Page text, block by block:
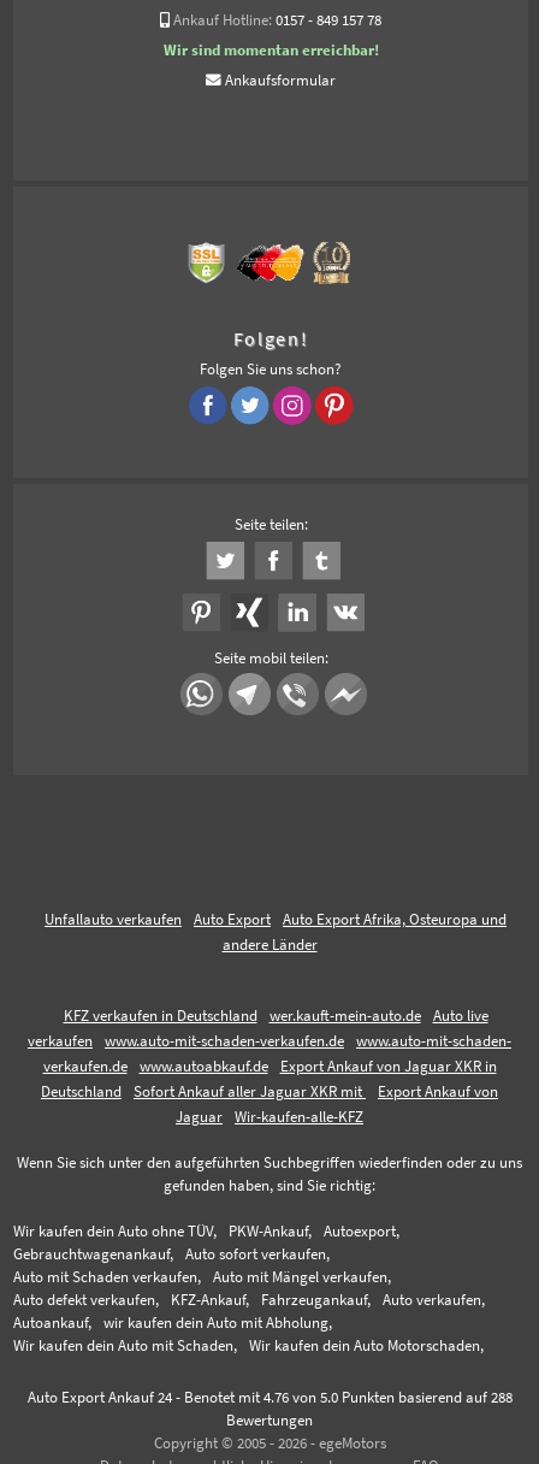
Ankauf Hotline: 0157 - 849 157 78
Wir sind momentan erreichbar!
Ankaufsformular
Folgen!
Folgen Sie uns schon?
Seite teilen:
Seite mobil teilen:
Unfallauto verkaufen Auto Export
Auto Export Afrika, Osteuropa und
andere Länder
KFZ verkaufen in Deutschland wer.kauft-mein-auto.de
Auto live
verkaufen
www.auto-mit-schaden-verkaufen.de
www.auto-mit-schaden-
verkaufen.de
www.autoabkauf.de
Export Ankauf von Jaguar XKR in
Deutschland
Sofort Ankauf aller Jaguar XKR mit
Export Ankauf von
Jaguar
Wir-kaufen-alle-KFZ
Wenn Sie sich unter den aufgeführten Suchbegriffen wiederfinden oder zu uns
gefunden haben, sind Sie richtig:
Wir kaufen dein Auto ohne TÜV, PKW-Ankauf,
Autoexport,
Gebrauchtwagenankauf,
Auto sofort verkaufen,
Auto mit Schaden verkaufen,
Auto mit Mängel verkaufen,
Auto defekt verkaufen,
KFZ-Ankauf, Fahrzeugankauf,
Auto verkaufen,
Autoankauf,
wir kaufen dein Auto mit Abholung,
Wir kaufen dein Auto mit Schaden,
Wir kaufen dein Auto Motorschaden,
Auto Export Ankauf 24- Benotet mit 4.76von 5.0 Punkten basierend auf 288
Bewertungen
Copyright © 2005 - 2026 - egeMotors